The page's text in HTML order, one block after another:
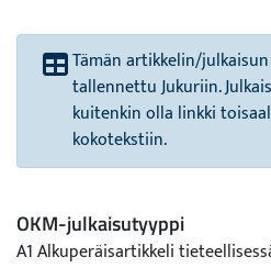
Tämän artikkelin/
tallennettu Jukuriin.
kuitenkin olla linkki
kokotekstiin.
OKM-julkaisutyyppi
A1 Alkuperäisartikkeli